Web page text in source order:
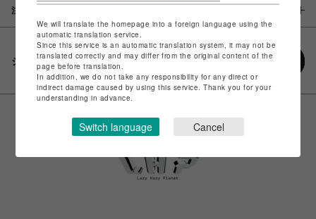
注意事項
シェアする
We will translate the homepage into a foreign language using the
automatic translation service.
Since this service is an automatic translation system, it may not be
translated correctly and may differ from the original content of the
page before translation.
In addition, we do not take any responsibility for any direct or
indirect damage caused by using this service. Thank you for your
understanding in advance.
Switch language Cancel